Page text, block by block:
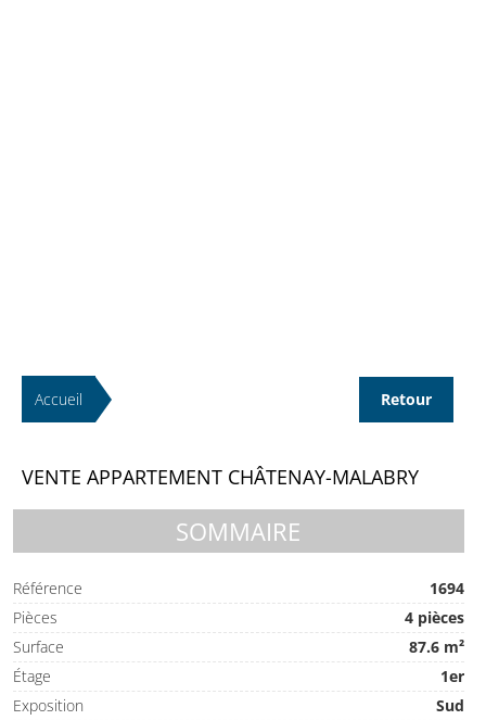
Accueil Retour
VENTE APPARTEMENT CHÂTENAY-MALABRY
SOMMAIRE
Référence
1694
Pièces
4 pièces
Surface
87.6 m²
Étage
1er
Exposition
Sud